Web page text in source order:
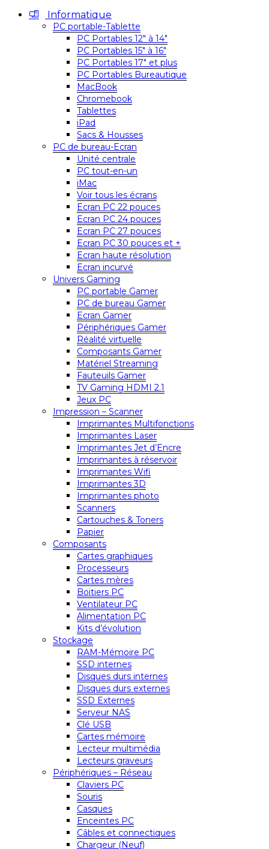
Informatique
PC portable-Tablette
PC Portables 12″ à 14″
PC Portables 15″ à 16″
PC Portables 17″ et plus
PC Portables Bureautique
MacBook
Chromebook
Tablettes
iPad
Sacs & Housses
PC de bureau-Ecran
Unité centrale
PC tout-en-un
iMac
Voir tous les écrans
Ecran PC 22 pouces
Ecran PC 24 pouces
Ecran PC 27 pouces
Ecran PC 30 pouces et +
Ecran haute résolution
Ecran incurvé
Univers Gaming
PC portable Gamer
PC de bureau Gamer
Ecran Gamer
Périphériques Gamer
Réalité virtuelle
Composants Gamer
Matériel Streaming
Fauteuils Gamer
TV Gaming HDMI 2.1
Jeux PC
Impression – Scanner
Imprimantes Multifonctions
Imprimantes Laser
Imprimantes Jet d’Encre
Imprimantes à réservoir
Imprimantes Wifi
Imprimantes 3D
Imprimantes photo
Scanners
Cartouches & Toners
Papier
Composants
Cartes graphiques
Processeurs
Cartes mères
Boitiers PC
Ventilateur PC
Alimentation PC
Kits d’évolution
Stockage
RAM-Mémoire PC
SSD internes
Disques durs internes
Disques durs externes
SSD Externes
Serveur NAS
Clé USB
Cartes mémoire
Lecteur multimédia
Lecteurs graveurs
Périphériques – Réseau
Claviers PC
Souris
Casques
Enceintes PC
Câbles et connectiques
Chargeur (Neuf)